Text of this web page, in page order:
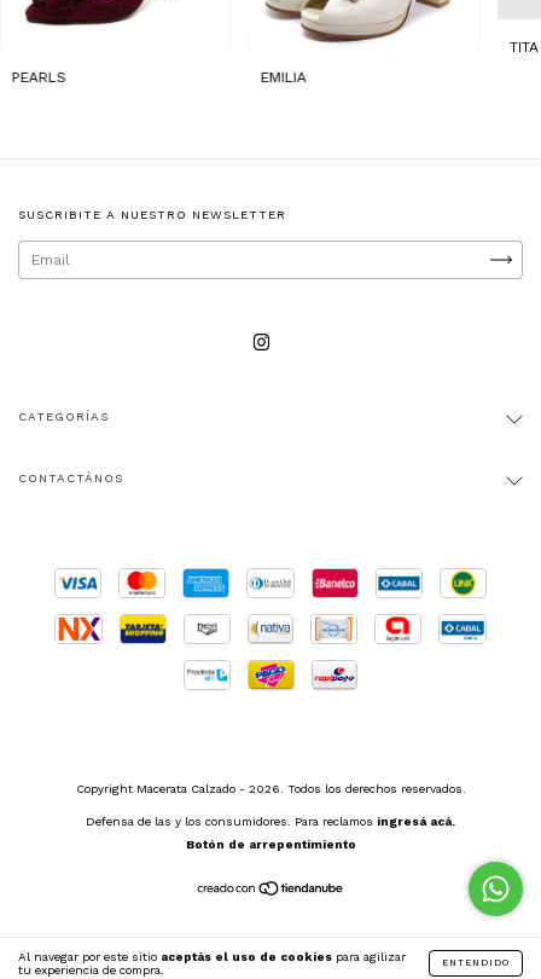
Al navegar por este sitio aceptás el uso de cookies para agilizar
tu experiencia de compra.
ENTENDIDO
PEARLS EMILIA
TITA
SUSCRIBITE A NUESTRO NEWSLETTER
CATEGORÍAS
CONTACTÁNOS
Copyright Macerata Calzado - 2026. Todos los derechos reservados.
Defensa de las y los consumidores. Para reclamos ingresá acá.
Botón de arrepentimiento